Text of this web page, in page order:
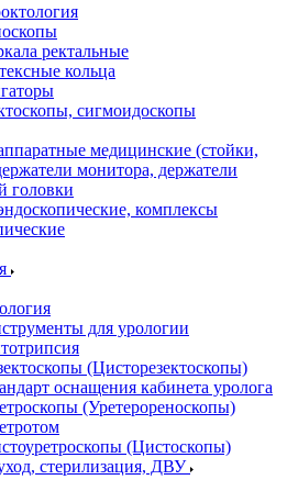
ректальные
кольца
сигмоидоскопы
медицинские (стойки,
монитора, держатели
головки
комплексы
для урологии
(Цисторезектоскопы)
оснащения кабинета уролога
(Уретерореноскопы)
(Цистоскопы)
стерилизация, ДВУ